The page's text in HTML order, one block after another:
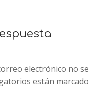
electrónico no
están